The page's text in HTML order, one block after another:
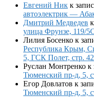
Евгений Ник к
автоэлектрик —
Дмитрий Медведев
улица Фрунзе, 119/
Лилия Босенко к
Республика Крым,
5, ГСК Полет, стр.
Руслан Монтренко к
Тюменский пр-д, 5,
Егор Довлатов к
Тюменский пр-д, 5,